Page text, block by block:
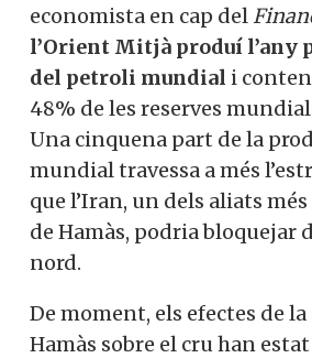
economista en cap del
l’Orient Mitjà produí l’any
del petroli mundial i
48% de les reserves
Una cinquena part de la
mundial travessa a més
que l’Iran, un dels aliats
de Hamàs, podria bloquejar
nord.
De moment, els efectes de
Hamàs sobre el cru han